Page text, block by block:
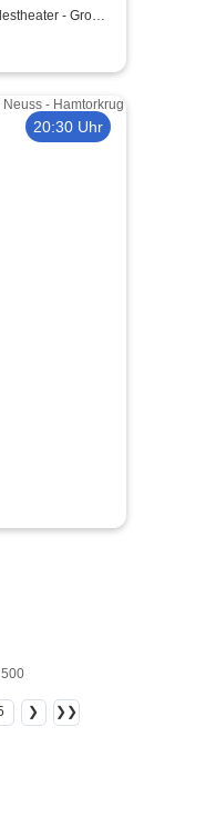
- Große
20:30 Uhr
❯ ❯❯